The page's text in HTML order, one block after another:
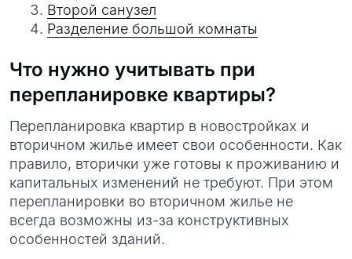
Второй санузел
Разделение большой комнаты
Что нужно учитывать при
перепланировке квартиры?
Перепланировка квартир в новостройках и
вторичном жилье имеет свои особенности. Как
правило, вторички уже готовы к проживанию и
капитальных изменений не требуют. При этом
перепланировки во вторичном жилье не
всегда возможны из-за конструктивных
особенностей зданий.